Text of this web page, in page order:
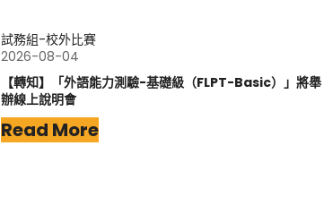
試務組-校外比賽
2026-08-04
【轉知】「外語能力測驗-基礎級（FLPT-Basic）」將舉
辦線上說明會
Read More